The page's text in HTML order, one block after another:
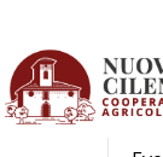
CHI SIAMO